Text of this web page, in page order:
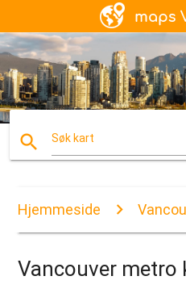
search Søk kart
Hjemmeside
Vancouver metro